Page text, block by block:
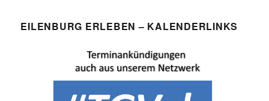
EILENBURG ERLEBEN – KALENDERLINKS